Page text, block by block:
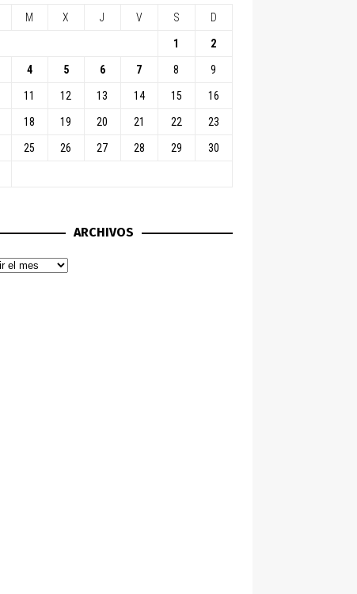
M X J V S D
1 2
4 5 6 7 8 9
11 12 13 14 15 16
18 19 20 21 22 23
25 26 27 28 29 30
ARCHIVOS